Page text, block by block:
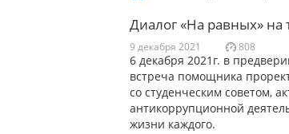
Диалог «На равных» на
9 декабря 2021 808
6 декабря 2021г. в
встреча помощника
со студенческим советом,
антикоррупционной
жизни каждого.